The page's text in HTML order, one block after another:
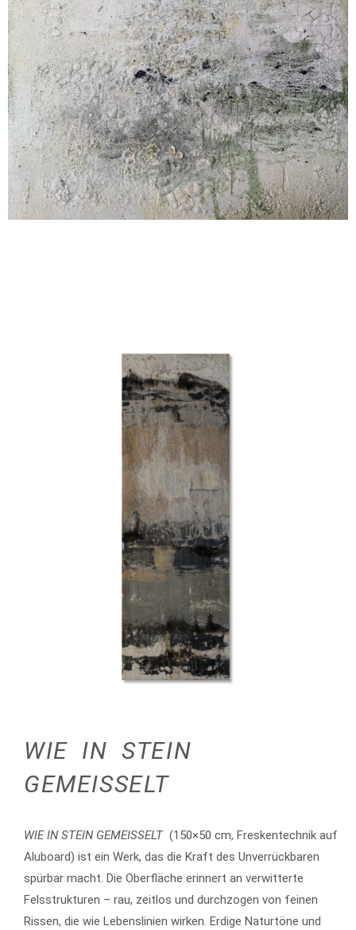
WIE IN STEIN
GEMEISSELT
WIE IN STEIN GEMEISSELT (150×50 cm, Freskentechnik auf
Aluboard) ist ein Werk, das die Kraft des Unverrückbaren
spürbar macht. Die Oberfläche erinnert an verwitterte
Felsstrukturen – rau, zeitlos und durchzogen von feinen
Rissen, die wie Lebenslinien wirken. Erdige Naturtöne und